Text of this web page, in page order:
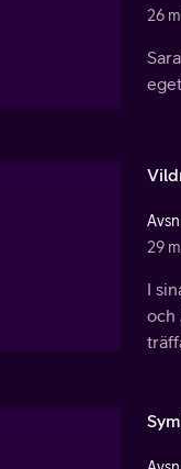
26
29
I
och